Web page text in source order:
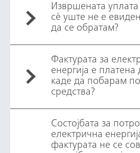
Извршената
сè уште не е
да се обратам?
Фактурата за
енергија е платена
каде да побарам
средства?
Состојбата за
електрична
фактурата не се